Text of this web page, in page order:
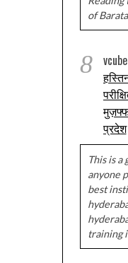
of
8 vcube
प्रदेश
This is
anyone
best
training